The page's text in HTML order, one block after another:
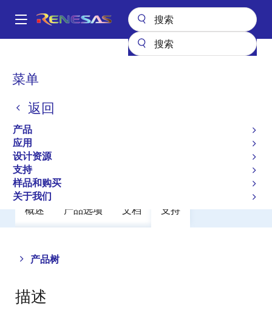
到
Main
菜单
返回
产品
应用
设计资源
支持
样品和购买
关于我们
面
屑
功率 MOSFET 2SK3060-Z
2SK3060-Z
过时
Switching N-Channel Power Mosfet
概述 产品选项 文档 支持
产品树
Close
tree
menu
Open
tree
menu
描述